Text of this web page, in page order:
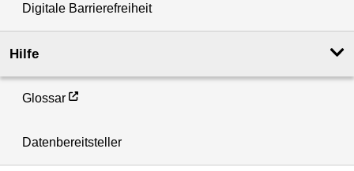
Digitale Barrierefreiheit
Hilfe
Glossar
Datenbereitsteller